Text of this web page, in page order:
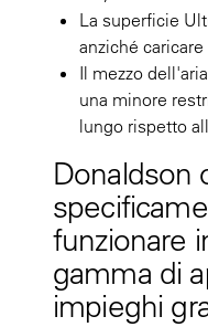
La superficie
anziché
Il mezzo
una minore
lungo rispetto
Donaldson
funzionare
gamma di
impieghi